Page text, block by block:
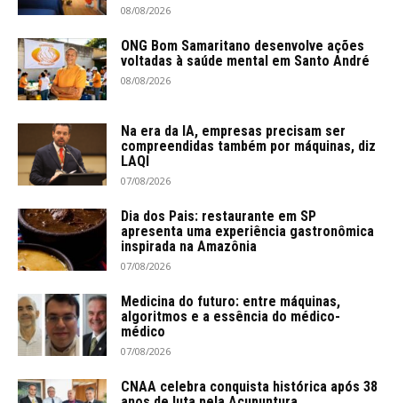
08/08/2026
ONG Bom Samaritano desenvolve ações
voltadas à saúde mental em Santo André
08/08/2026
Na era da IA, empresas precisam ser
compreendidas também por máquinas, diz
LAQI
07/08/2026
Dia dos Pais: restaurante em SP
apresenta uma experiência gastronômica
inspirada na Amazônia
07/08/2026
Medicina do futuro: entre máquinas,
algoritmos e a essência do médico-
médico
07/08/2026
CNAA celebra conquista histórica após 38